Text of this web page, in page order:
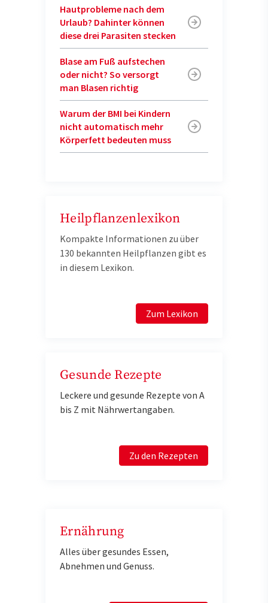
Hautprobleme nach dem
Urlaub? Dahinter können
diese drei Parasiten stecken
Blase am Fuß aufstechen
oder nicht? So versorgt
man Blasen richtig
Warum der BMI bei Kindern
nicht automatisch mehr
Körperfett bedeuten muss
Heilpflanzenlexikon
Kompakte Informationen zu über
130 bekannten Heilpflanzen gibt es
in diesem Lexikon.
Zum Lexikon
Gesunde Rezepte
Leckere und gesunde Rezepte von A
bis Z mit Nährwertangaben.
Zu den Rezepten
Ernährung
Alles über gesundes Essen,
Abnehmen und Genuss.